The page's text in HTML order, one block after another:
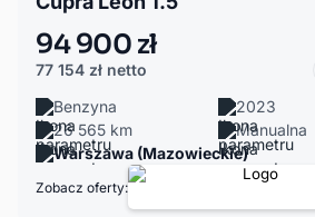
94 900 zł
77 154 zł netto
Benzyna
2023
26 565 km
Manualna
Warszawa (Mazowieckie)
Zobacz oferty: